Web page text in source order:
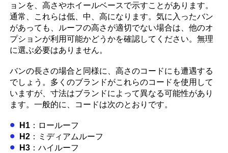
ョンを、高さやホイールベースで示すことがあります。
通常、これらは低、中、高になります。気に入ったバン
があっても、ルーフの高さが適切でない場合は、他のオ
プションが利用可能かどうかを確認してください。無理
に選ぶ必要はありません。
バンの長さの場合と同様に、高さのコードにも遭遇する
でしょう。多くのブランドがこれらのコードを使用して
いますが、寸法はブランドによって異なる可能性があり
ます。一般的に、コードは次のとおりです。
H1 ：ロールーフ
H2 ：ミディアムルーフ
H3 ：ハイルーフ